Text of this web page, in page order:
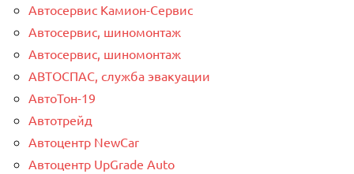
Автосервис Камион-Сервис
Автосервис, шиномонтаж
Автосервис, шиномонтаж
АВТОСПАС, служба эвакуации
АвтоТон-19
Автотрейд
Автоцентр NewCar
Автоцентр UpGrade Auto